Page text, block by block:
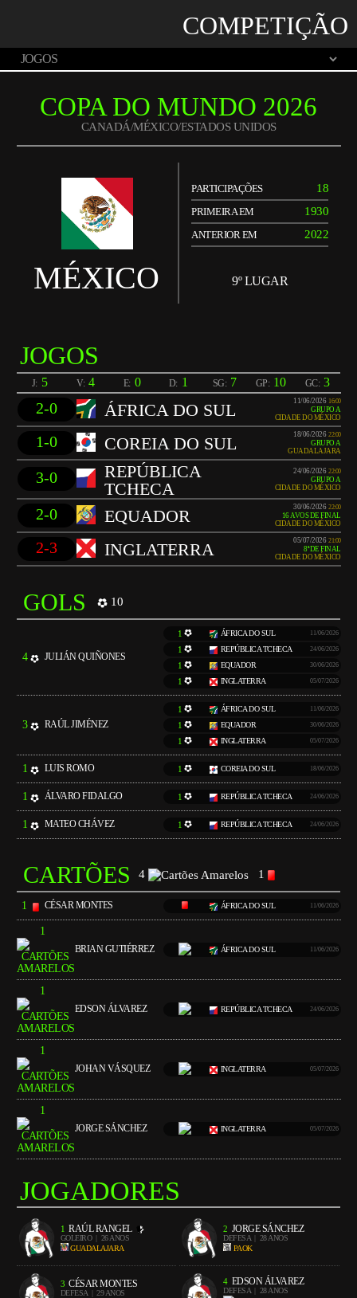
COMPETIÇÃO
COPA DO MUNDO 2026
CANADÁ/MÉXICO/ESTADOS UNIDOS
MÉXICO
PARTICIPAÇÕES 18
PRIMEIRA EM 1930
ANTERIOR EM 2022
9º LUGAR
JOGOS
J: 5 V:4 E: 0 D: 1 SG: 7 GP: 10 GC: 3
2-0 ÁFRICA DO SUL 11/06/2026 16:00
GRUPO A
CIDADE DO MÉXICO
1-0 COREIA DO SUL 18/06/2026 22:00
GRUPO A
GUADALAJARA
3-0
REPÚBLICA
TCHECA
24/06/2026 22:00
GRUPO A
CIDADE DO MÉXICO
2-0 EQUADOR 30/06/2026 22:00
16 AVOS DE FINAL
CIDADE DO MÉXICO
2-3 INGLATERRA 05/07/2026 21:00
8ª DE FINAL
CIDADE DO MÉXICO
GOLS 10
4 JULIÁN QUIÑONES
1 ÁFRICA DO SUL 11/06/2026
1 REPÚBLICA TCHECA 24/06/2026
1 EQUADOR 30/06/2026
1 INGLATERRA 05/07/2026
3 RAÚL JIMÉNEZ
1 ÁFRICA DO SUL 11/06/2026
1 EQUADOR 30/06/2026
1 INGLATERRA 05/07/2026
1 LUIS ROMO 1 COREIA DO SUL 18/06/2026
1 ÁLVARO FIDALGO 1 REPÚBLICA TCHECA 24/06/2026
1 MATEO CHÁVEZ 1 REPÚBLICA TCHECA 24/06/2026
CARTÕES 4 1
1 CÉSAR MONTES ÁFRICA DO SUL 11/06/2026
1
BRIAN GUTIÉRREZ ÁFRICA DO SUL 11/06/2026
1
EDSON ÁLVAREZ REPÚBLICA TCHECA 24/06/2026
1
JOHAN VÁSQUEZ INGLATERRA 05/07/2026
1
JORGE SÁNCHEZ INGLATERRA 05/07/2026
JOGADORES
1 RAÚL RANGEL
GOLEIRO
| 26 ANOS
GUADALAJARA
2 JORGE SÁNCHEZ
DEFESA
| 28 ANOS
PAOK
3 CÉSAR MONTES
DEFESA
| 29 ANOS
4 EDSON ÁLVAREZ
DEFESA
| 28 ANOS